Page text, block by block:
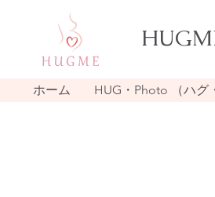
ホーム HUG・Photo （ハグ